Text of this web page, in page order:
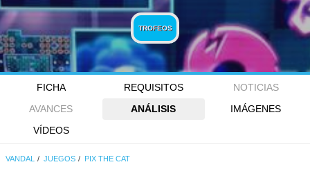
TROFEOS
FICHA REQUISITOS
NOTICIAS
AVANCES
ANÁLISIS
IMÁGENES
VÍDEOS
VANDAL JUEGOS PIX THE CAT